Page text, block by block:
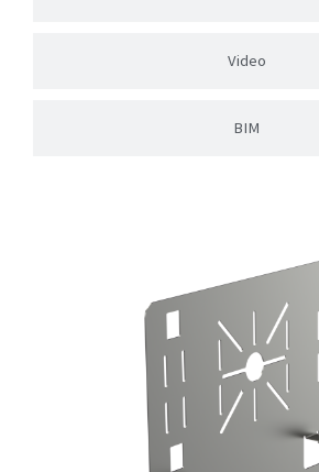
Video
BIM